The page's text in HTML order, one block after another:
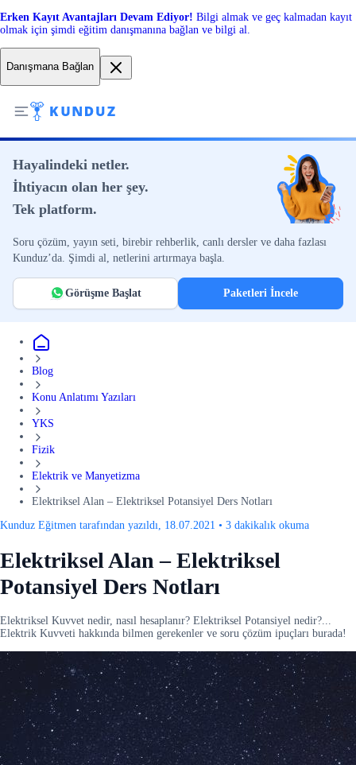
Erken Kayıt Avantajları Devam Ediyor! Bilgi almak ve geç kalmadan kayıt
olmak için şimdi eğitim danışmanına bağlan ve bilgi al.
Danışmana Bağlan
Hayalindeki netler.
İhtiyacın olan her şey.
Tek platform.
Soru çözüm, yayın seti, birebir rehberlik, canlı dersler ve daha fazlası
Kunduz’da. Şimdi al, netlerini artırmaya başla.
Görüşme Başlat Paketleri İncele
Blog
Konu Anlatımı Yazıları
YKS
Fizik
Elektrik ve Manyetizma
Elektriksel Alan – Elektriksel Potansiyel Ders Notları
Kunduz Eğitmen tarafından yazıldı, 18.07.2021 • 3 dakikalık okuma
Elektriksel Alan – Elektriksel
Potansiyel Ders Notları
Elektriksel Kuvvet nedir, nasıl hesaplanır? Elektriksel Potansiyel nedir?...
Elektrik Kuvveti hakkında bilmen gerekenler ve soru çözüm ipuçları burada!